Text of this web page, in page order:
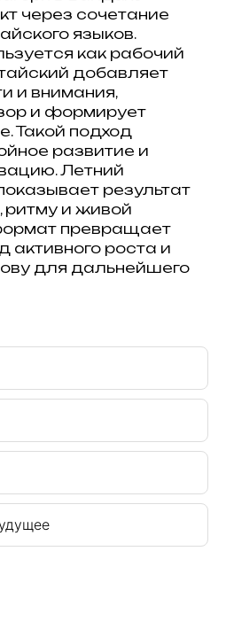
через сочетание
языков.
как рабочий
добавляет
и внимания,
и формирует
Такой подход
развитие и
Летний
результат
ритму и живой
превращает
активного роста и
для дальнейшего